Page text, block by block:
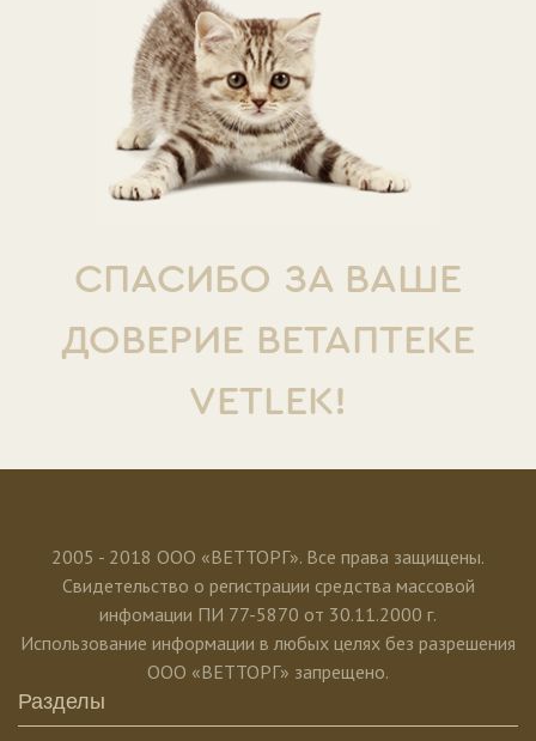
СПАСИБО ЗА ВАШЕ
ДОВЕРИЕ ВЕТАПТЕКЕ
VETLEK!
2005 - 2018 ООО «ВЕТТОРГ». Все права защищены.
Свидетельство о регистрации средства массовой
инфомации ПИ 77-5870 от 30.11.2000 г.
Использование информации в любых целях без разрешения
ООО «ВЕТТОРГ» запрещено.
Разделы